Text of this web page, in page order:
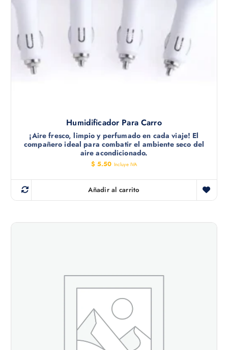
Humidificador Para Carro
¡Aire fresco, limpio y perfumado en cada viaje! El
compañero ideal para combatir el ambiente seco del
aire acondicionado.
$ 5.50 Incluye IVA
Añadir al carrito